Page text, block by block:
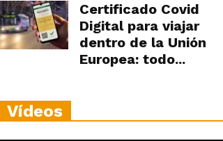
Certificado Covid
Digital para viajar
dentro de la Unión
Europea: todo...
Vídeos